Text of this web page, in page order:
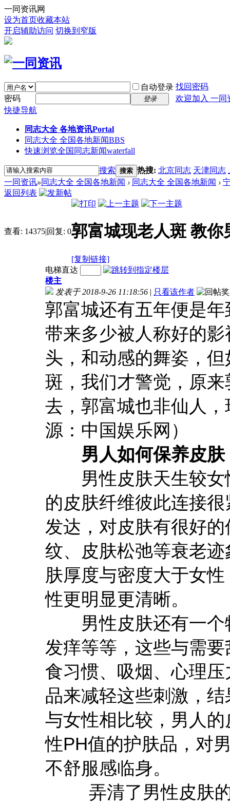
一同资讯网
设为首页收藏本站
开启辅助访问 切换到窄版
自动登录 找回密码
密码
登录
欢迎加入 一同
快捷导航
同志大全 各地资讯Portal
同志大全 全国各地新闻BBS
快速浏览全国同志新闻waterfall
搜索 搜索 热搜: 北京同志 天津同志
一同资讯»同志大全 全国各地新闻 › 同志大全 全国各地新闻 ›
返回列表
查看: 14375|回复: 0郭富城现老人斑 教
[复制链接]
电梯直达
楼主
发表于 2018-9-26 11:18:56 | 只看该作者
郭富城还有五年便是
带来多少被人称好的
头，和动感的舞姿，
斑，我们才警觉，原
去，郭富城也非仙人
源：中国娱乐网）
男人如何保养皮肤
男性皮肤天生较女
的皮肤纤维彼此连接
发达，对皮肤有很好
纹、皮肤松弛等衰老
肤厚度与密度大于女
性更明显更清晰。
男性皮肤还有一个
发痒等等，这些与需
食习惯、吸烟、心理
品来减轻这些刺激，
与女性相比较，男人
性PH值的护肤品，对
不舒服感临身。
弄清了男性皮肤的